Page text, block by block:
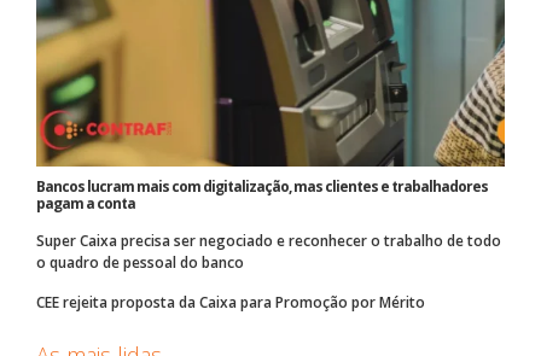
Bancos lucram mais com digitalização, mas clientes e trabalhadores
pagam a conta
Super Caixa precisa ser negociado e reconhecer o trabalho de todo
o quadro de pessoal do banco
CEE rejeita proposta da Caixa para Promoção por Mérito